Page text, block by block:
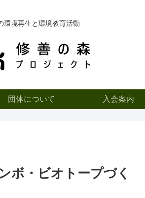
環境再生と環境教育活動
団体について 入会案内
ボ・ビオトープづく